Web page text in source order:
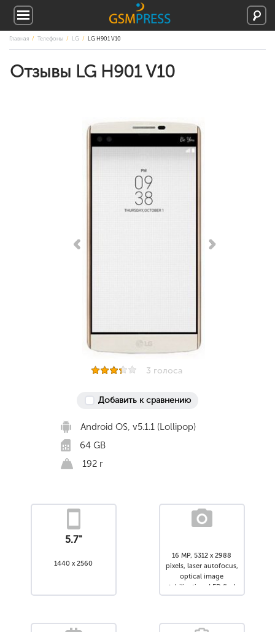
Главная Телефоны LG LG H901 V10
Отзывы LG H901 V10
3 голоса
Добавить к сравнению
Android OS, v5.1.1 (Lollipop)
64 GB
192 г
5.7"
1440 x 2560
16 MP, 5312 x 2988
pixels, laser autofocus,
optical image
stabilization, LED flash